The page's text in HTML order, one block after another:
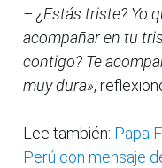
– ¿Estás triste? Yo
acompañar en tu
contigo? Te
muy dura»,
Lee también: Papa
Perú con mensaje